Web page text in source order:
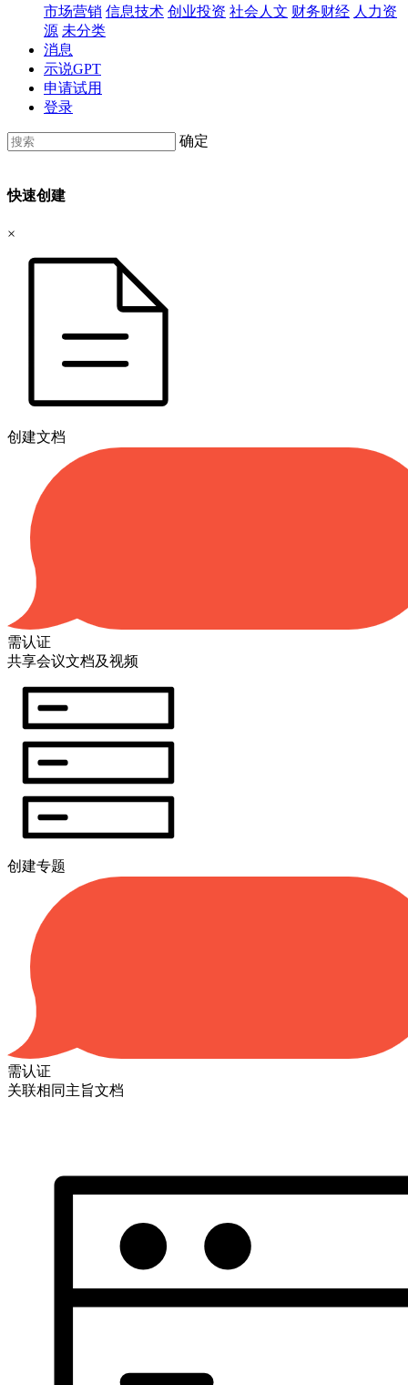
市场营销 信息技术 创业投资 社会人文 财务财经 人力资
源 未分类
消息
示说GPT
申请试用
登录
确定
快速创建
×
创建文档
需认证
共享会议文档及视频
创建专题
需认证
关联相同主旨文档